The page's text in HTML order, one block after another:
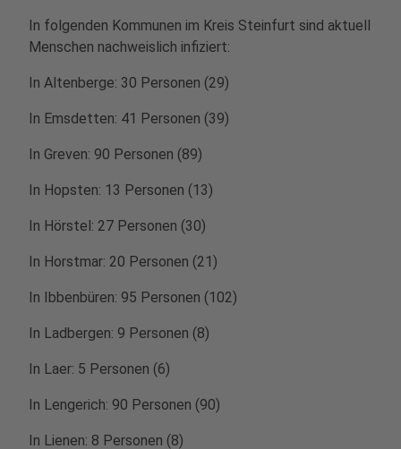
In folgenden Kommunen im Kreis Steinfurt sind aktuell
Menschen nachweislich infiziert:
In Altenberge: 30 Personen (29)
In Emsdetten: 41 Personen (39)
In Greven: 90 Personen (89)
In Hopsten: 13 Personen (13)
In Hörstel: 27 Personen (30)
In Horstmar: 20 Personen (21)
In Ibbenbüren: 95 Personen (102)
In Ladbergen: 9 Personen (8)
In Laer: 5 Personen (6)
In Lengerich: 90 Personen (90)
In Lienen: 8 Personen (8)